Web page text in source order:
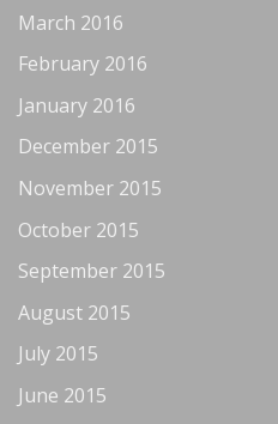
March 2016
February 2016
January 2016
December 2015
November 2015
October 2015
September 2015
August 2015
July 2015
June 2015